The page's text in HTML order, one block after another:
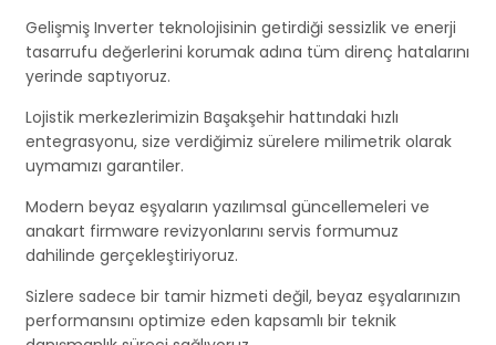
Gelişmiş Inverter teknolojisinin getirdiği sessizlik ve enerji
tasarrufu değerlerini korumak adına tüm direnç hatalarını
yerinde saptıyoruz.
Lojistik merkezlerimizin Başakşehir hattındaki hızlı
entegrasyonu, size verdiğimiz sürelere milimetrik olarak
uymamızı garantiler.
Modern beyaz eşyaların yazılımsal güncellemeleri ve
anakart firmware revizyonlarını servis formumuz
dahilinde gerçekleştiriyoruz.
Sizlere sadece bir tamir hizmeti değil, beyaz eşyalarınızın
performansını optimize eden kapsamlı bir teknik